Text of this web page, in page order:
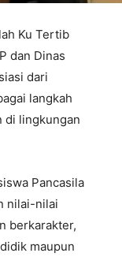
Ku Tertib
dan Dinas
dari
langkah
di lingkungan
Pancasila
nilai-nilai
berkarakter,
maupun